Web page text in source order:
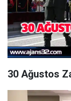
30 Ağustos